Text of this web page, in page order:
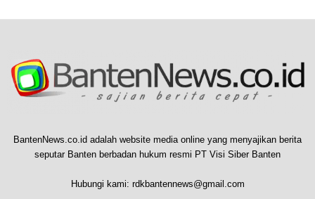
BantenNews.co.id adalah website media online yang menyajikan berita
seputar Banten berbadan hukum resmi PT Visi Siber Banten
Hubungi kami: rdkbantennews@gmail.com